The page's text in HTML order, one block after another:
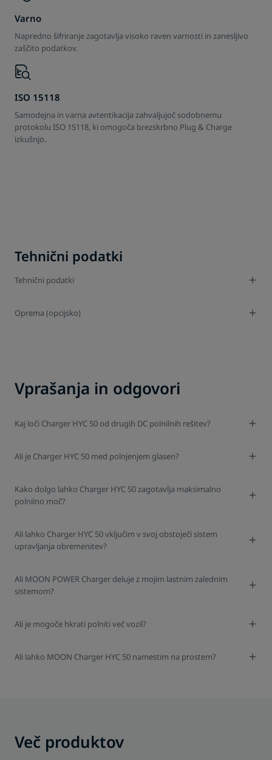
Varno
Napredno šifriranje zagotavlja visoko raven varnosti in zanesljivo
zaščito podatkov.
ISO 15118
Samodejna in varna avtentikacija zahvaljujoč sodobnemu
protokolu ISO 15118, ki omogoča brezskrbno Plug & Charge
izkušnjo.
MOON POWER Charger
HYC 50
Učinkovita in prilagodljiva stenska polnilna rešitev v
Personalizirana podoba
znamke
Upravljanje kabla
Tehnični podatki
Tehnični podatki
Oprema (opcijsko)
Vprašanja in odgovori
Kaj loči Charger HYC 50 od drugih DC polnilnih rešitev?
Ali je Charger HYC 50 med polnjenjem glasen?
Kako dolgo lahko Charger HYC 50 zagotavlja maksimalno
polnilno moč?
Ali lahko Charger HYC 50 vključim v svoj obstoječi sistem
upravljanja obremenitev?
Ali MOON POWER Charger deluje z mojim lastnim zalednim
sistemom?
Ali je mogoče hkrati polniti več vozil?
Ali lahko MOON Charger HYC 50 namestim na prostem?
Več produktov